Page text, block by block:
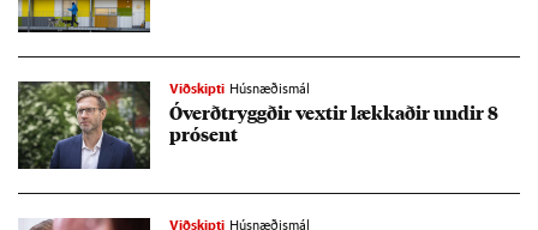
Viðskipti Húsnæðismál
Óverð­tryggð­ir vext­ir lækk­að­ir und­ir 8
pró­sent
Viðskipti Húsnæðismál